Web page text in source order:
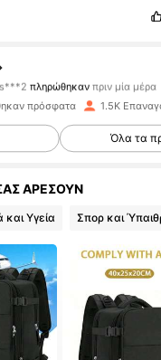
s***2 πληρώθηκαν πριν μία μέρα
271 Ακόλουθοι
271 Ακόλουθοι
271 Ακόλουθοι
271 Ακόλουθοι
πρόσφατα 1.5K
Όλα τα
ΑΡΕΣΟΥΝ
και Υγεία Σπορ και